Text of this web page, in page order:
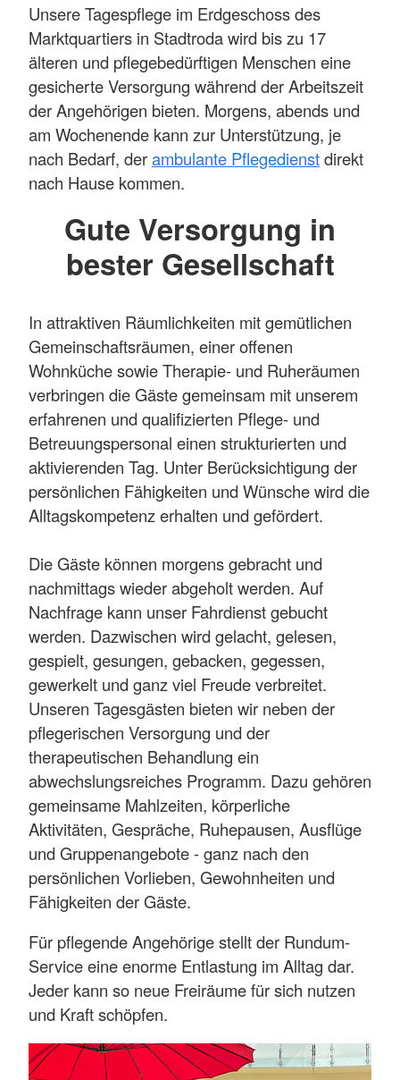
Unsere Tagespflege im Erdgeschoss des
Marktquartiers in Stadtroda wird bis zu 17
älteren und pflegebedürftigen Menschen eine
gesicherte Versorgung während der Arbeitszeit
der Angehörigen bieten. Morgens, abends und
am Wochenende kann zur Unterstützung, je
nach Bedarf, derambulante Pflegedienstdirekt
nach Hause kommen.
Gute Versorgung in
bester Gesellschaft
In attraktiven Räumlichkeiten mit gemütlichen
Gemeinschaftsräumen, einer offenen
Wohnküche sowie Therapie- und Ruheräumen
verbringen die Gäste gemeinsam mit unserem
erfahrenen und qualifizierten Pflege- und
Betreuungspersonal einen strukturierten und
aktivierenden Tag. Unter Berücksichtigung der
persönlichen Fähigkeiten und Wünsche wird die
Alltagskompetenz erhalten und gefördert.
Die Gäste können morgens gebracht und
nachmittags wieder abgeholt werden. Auf
Nachfrage kann unser Fahrdienst gebucht
werden. Dazwischen wird gelacht, gelesen,
gespielt, gesungen, gebacken, gegessen,
gewerkelt und ganz viel Freude verbreitet.
Unseren Tagesgästen bieten wir neben der
pflegerischen Versorgung und der
therapeutischen Behandlung ein
abwechslungsreiches Programm. Dazu gehören
gemeinsame Mahlzeiten, körperliche
Aktivitäten, Gespräche, Ruhepausen, Ausflüge
und Gruppenangebote - ganz nach den
persönlichen Vorlieben, Gewohnheiten und
Fähigkeiten der Gäste.
Für pflegende Angehörige stellt der Rundum-
Service eine enorme Entlastung im Alltag dar.
Jeder kann so neue Freiräume für sich nutzen
und Kraft schöpfen.